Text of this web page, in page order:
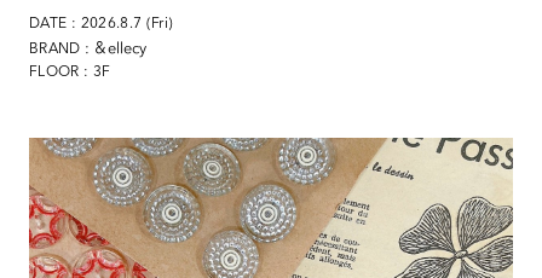
DATE : 2026.8.7 (Fri)
BRAND : ＆ellecy
FLOOR : 3F